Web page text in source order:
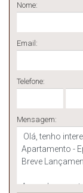
Nome:
Email:
Telefone:
Mensagem: